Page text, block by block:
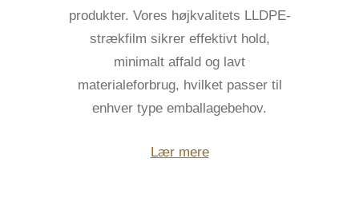
produkter. Vores højkvalitets LLDPE-
strækfilm sikrer effektivt hold,
minimalt affald og lavt
materialeforbrug, hvilket passer til
enhver type emballagebehov.
Lær mere